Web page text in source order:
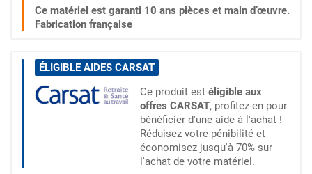
Ce matériel est garanti 10 ans pièces et main d’œuvre.
Fabrication française
ÉLIGIBLE AIDES CARSAT
Ce produit est éligible aux
offres CARSAT, profitez-en pour
bénéficier d'une aide à l'achat !
Réduisez votre pénibilité et
économisez jusqu'à 70% sur
l'achat de votre matériel.